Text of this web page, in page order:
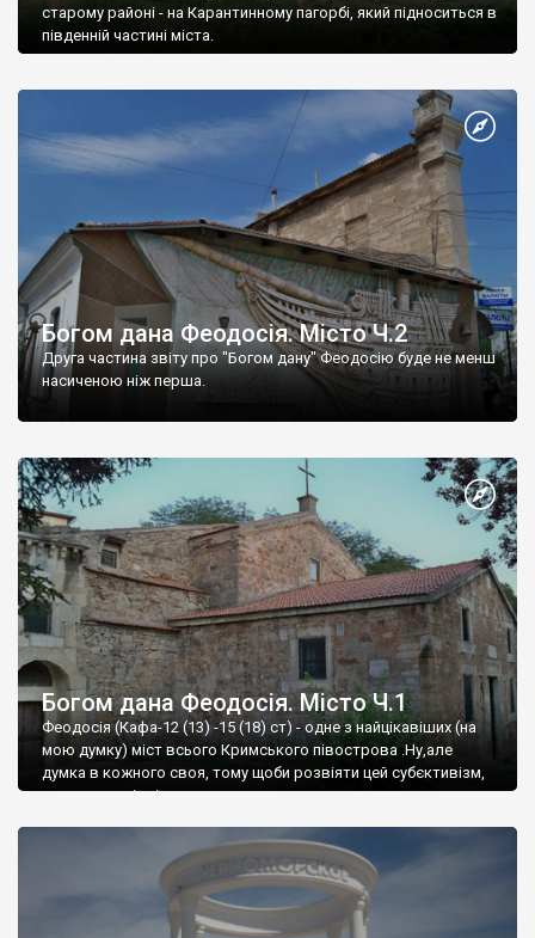
старому районі - на Карантинному пагорбі, який підноситься в
південній частині міста.
Богом дана Феодосія. Місто Ч.2
Друга частина звіту про "Богом дану" Феодосію буде не менш
насиченою ніж перша.
Богом дана Феодосія. Місто Ч.1
Феодосія (Кафа-12 (13) -15 (18) ст) - одне з найцікавіших (на
мою думку) міст всього Кримського півострова .Ну,але
думка в кожного своя, тому щоби розвіяти цей субєктивізм,
запрошую відвідати це